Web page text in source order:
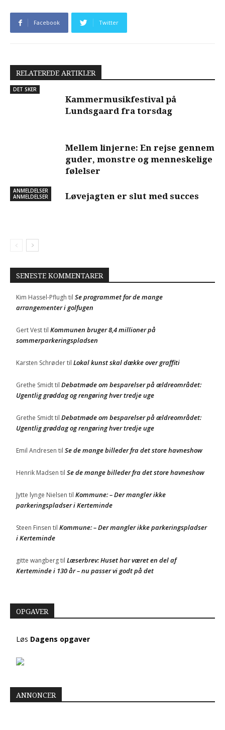
Facebook Twitter
RELATEREDE ARTIKLER
DET SKER
Kammermusikfestival på
Lundsgaard fra torsdag
ANMELDELSER
Mellem linjerne: En rejse gennem
guder, monstre og menneskelige
følelser
ANMELDELSER Løvejagten er slut med succes
SENESTE KOMMENTARER
Kim Hassel-Pflugh til Se programmet for de mange
arrangementer i golfugen
Gert Vesttil Kommunen bruger 8,4 millioner på
sommerparkeringspladsen
Karsten Schrødertil Lokal kunst skal dække over graffiti
Grethe Smidttil Debatmøde om besparelser på ældreområdet:
Ugentlig grøddag og rengøring hver tredje uge
Grethe Smidttil Debatmøde om besparelser på ældreområdet:
Ugentlig grøddag og rengøring hver tredje uge
Emil Andresen til Se de mange billeder fra det store havneshow
Henrik Madsen til Se de mange billeder fra det store havneshow
Jytte lynge Nielsen til Kommune: – Der mangler ikke
parkeringspladser i Kerteminde
Steen Finsen til Kommune: – Der mangler ikke parkeringspladser
i Kerteminde
gitte wangbergtil Læserbrev: Huset har været en del af
Kerteminde i 130 år – nu passer vi godt på det
OPGAVER
Løs Dagens opgaver
ANNONCER